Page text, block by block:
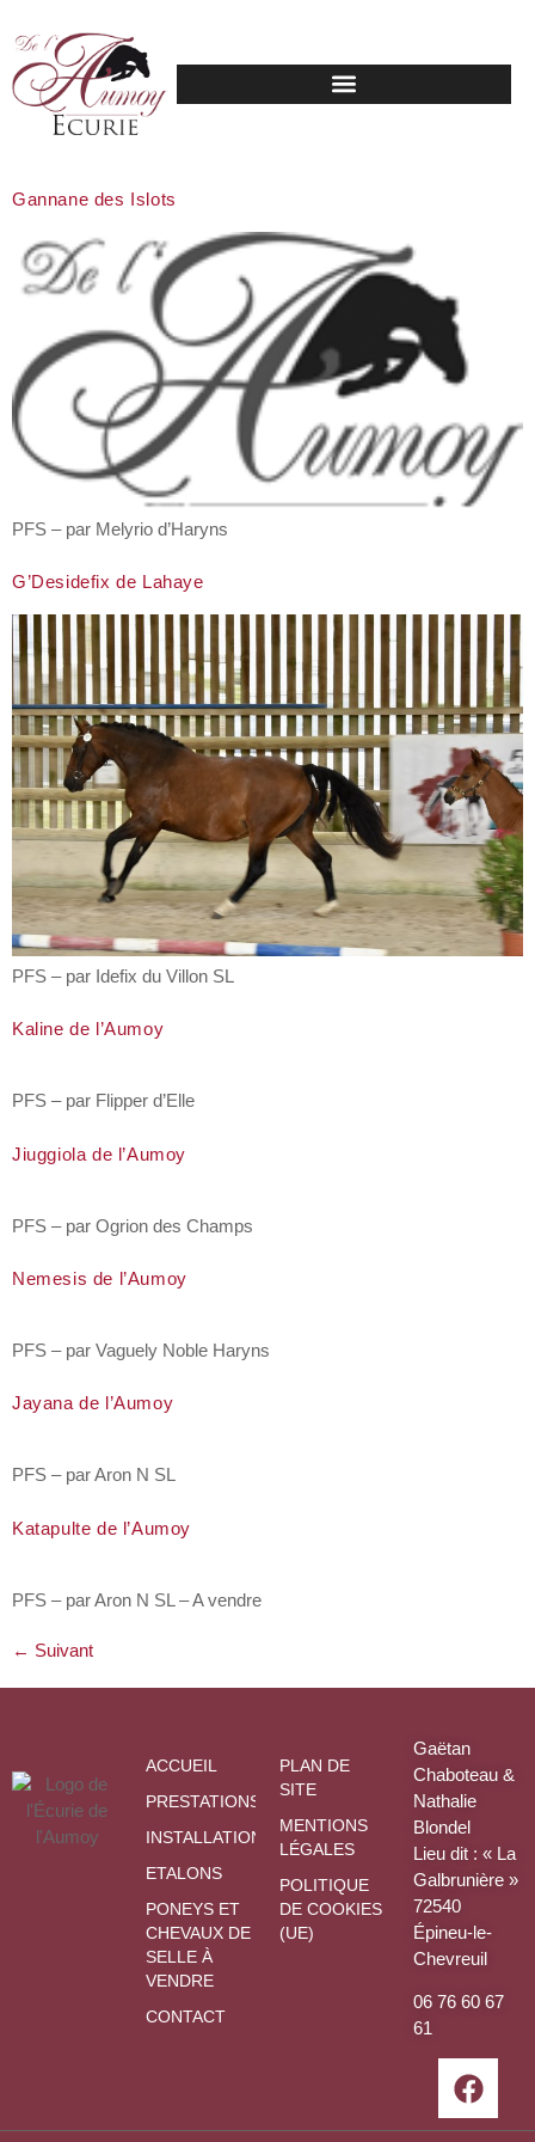
Gannane des Islots
PFS – par Melyrio d’Haryns
G’Desidefix de Lahaye
PFS – par Idefix du Villon SL
Kaline de l’Aumoy
PFS – par Flipper d’Elle
Jiuggiola de l’Aumoy
PFS – par Ogrion des Champs
Nemesis de l’Aumoy
PFS – par Vaguely Noble Haryns
Jayana de l’Aumoy
PFS – par Aron N SL
Katapulte de l’Aumoy
PFS – par Aron N SL – A vendre
← Suivant
ACCUEIL
PRESTATIONS
INSTALLATIONS
ETALONS
PONEYS ET
CHEVAUX DE
SELLE À
VENDRE
CONTACT
PLAN DE
SITE
MENTIONS
LÉGALES
POLITIQUE
DE COOKIES
(UE)
Gaëtan
Chaboteau &
Nathalie
Blondel
Lieu dit : « La
Galbrunière »
72540
Épineu-le-
Chevreuil
06 76 60 67
61